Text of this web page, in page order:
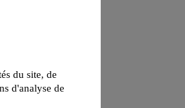
du site, de
d'analyse de